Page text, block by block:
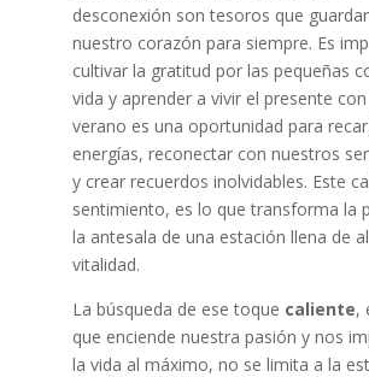
desconexión son tesoros que
nuestro corazón para siempre. Es
cultivar la gratitud por las pequeñas
vida y aprender a vivir el presente
verano es una oportunidad para
energías, reconectar con nuestros
y crear recuerdos inolvidables. Este
sentimiento, es lo que transforma la
la antesala de una estación llena de
vitalidad.
La búsqueda de ese toque caliente,
que enciende nuestra pasión y nos
la vida al máximo, no se limita a la